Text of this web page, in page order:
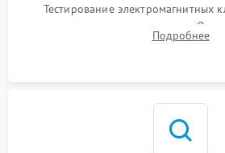
Тестирование электромагнитных
температуры и расходомера.
жерновов кофемолки,
Подробнее